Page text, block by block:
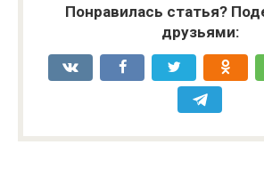
Понравилась статья?
друзьями: